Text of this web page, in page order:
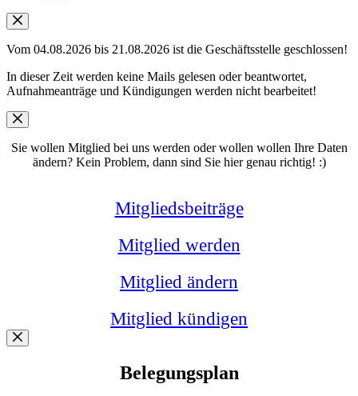
Vom 04.08.2026 bis 21.08.2026 ist die Geschäftsstelle geschlossen!
In dieser Zeit werden keine Mails gelesen oder beantwortet,
Aufnahmeanträge und Kündigungen werden nicht bearbeitet!
Sie wollen Mitglied bei uns werden oder wollen wollen Ihre Daten
ändern? Kein Problem, dann sind Sie hier genau richtig! :)
Mitgliedsbeiträge
Mitglied werden
Mitglied ändern
Mitglied kündigen
Belegungsplan